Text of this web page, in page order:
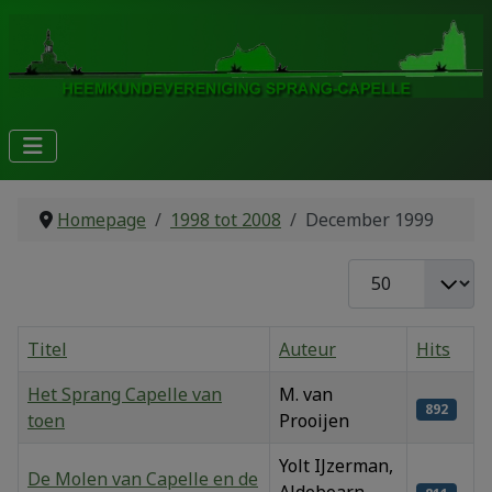
Homepage 1998 tot 2008 December 1999
Toon #
Titel Auteur
Hits
Het Sprang Capelle van
toen
M. van
Prooijen
892
De Molen van Capelle en de
Yolt IJzerman,